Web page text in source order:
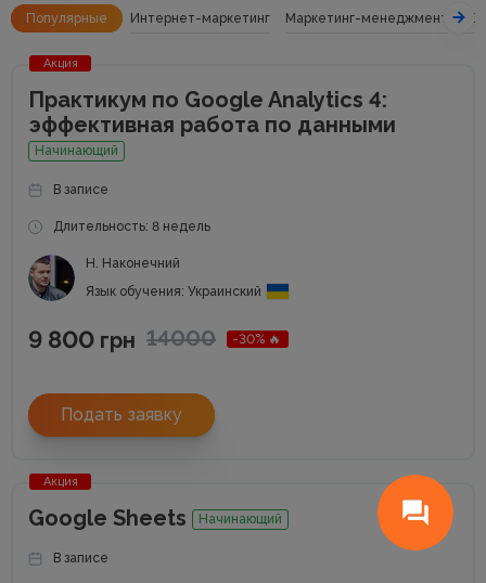
Популярные Интернет-маркетинг Маркетинг-менеджмент
Акция
Практикум по Google Analytics 4:
эффективная работа по данными
Начинающий
В записе
Длительность: 8 недель
Н. Наконечний
Язык обучения: Украинский
9 800 грн 14000 -30% 🔥
Подать заявку
Акция
Google Sheets Начинающий
В записе